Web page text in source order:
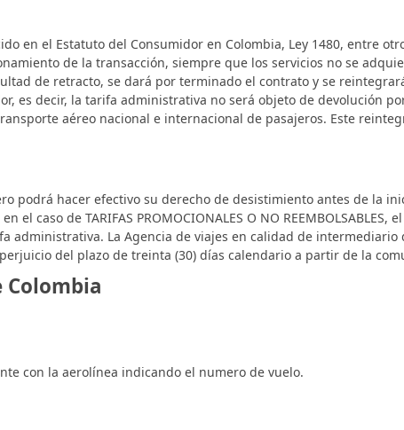
en el Estatuto del Consumidor en Colombia, Ley 1480, entre
de la transacción, siempre que los servicios no se
de retracto, se dará por terminado el contrato y se
es decir, la tarifa administrativa no será objeto de devolución
aéreo nacional e internacional de pasajeros. Este
podrá hacer efectivo su derecho de desistimiento antes de la
el caso de TARIFAS PROMOCIONALES O NO
administrativa. La Agencia de viajes en calidad de
del plazo de treinta (30) días calendario a partir de la
Colombia
con la aerolínea indicando el numero de vuelo.